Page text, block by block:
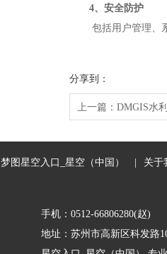
4、安全防护
包括用户管理、
分享到：
上一篇： DMGIS水
梦图星空入口_星空（中国） 关于
手机：0512-66806280(赵)
地址：苏州市高新区科发路